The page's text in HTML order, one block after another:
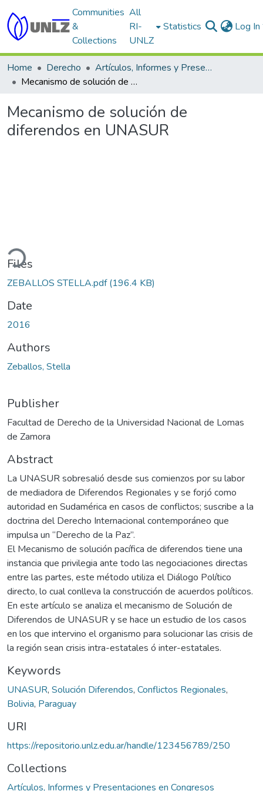
Communities
&
Collections
All
RI-
UNLZ
Statistics Log In
Home Derecho
Artículos, Informes y Presentaciones en Congresos
Mecanismo de solución de diferendos en UNASUR
Mecanismo de solución de
diferendos en UNASUR
Files
ZEBALLOS STELLA.pdf(196.4 KB)
Date
2016
Authors
Zeballos, Stella
Publisher
Facultad de Derecho de la Universidad Nacional de Lomas
de Zamora
Abstract
La UNASUR sobresalió desde sus comienzos por su labor
de mediadora de Diferendos Regionales y se forjó como
autoridad en Sudamérica en casos de conflictos; suscribe a la
doctrina del Derecho Internacional contemporáneo que
impulsa un “Derecho de la Paz”.
El Mecanismo de solución pacífica de diferendos tiene una
instancia que privilegia ante todo las negociaciones directas
entre las partes, este método utiliza el Diálogo Político
directo, lo cual conlleva la construcción de acuerdos políticos.
En este artículo se analiza el mecanismo de Solución de
Diferendos de UNASUR y se hace un estudio de los casos
en los que intervino el organismo para solucionar las crisis de
la región sean crisis intra-estatales ó inter-estatales.
Keywords
UNASUR, Solución Diferendos, Conflictos Regionales,
Bolivia, Paraguay
URI
https://repositorio.unlz.edu.ar/handle/123456789/250
Collections
Artículos, Informes y Presentaciones en Congresos